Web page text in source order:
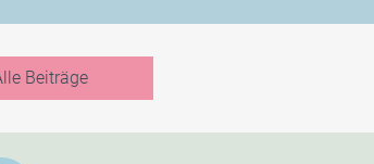
Beiträge